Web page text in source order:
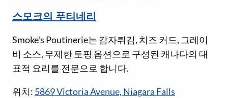
스모크의 푸티네리
Smoke's Poutinerie는 감자튀김, 치즈 커드, 그레이
비 소스, 무제한 토핑 옵션으로 구성된 캐나다의 대
표적 요리를 전문으로 합니다.
위치: 5869 Victoria Avenue, Niagara Falls